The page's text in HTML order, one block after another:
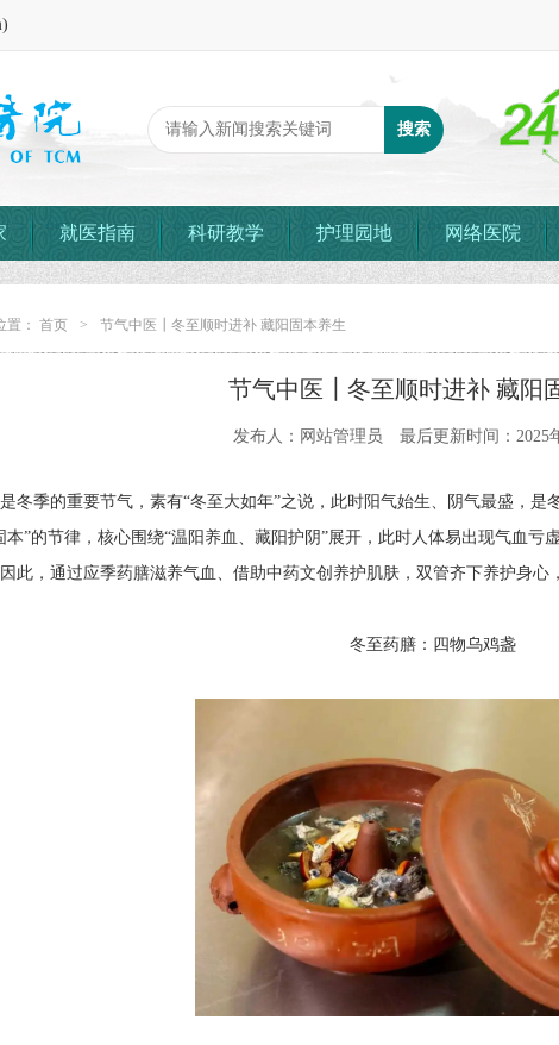
就医指南 科研教学 护理园地 网络医院
置： 首页 > 节气中医┃冬至顺时进补 藏阳固本养生
节气中医┃冬至顺时进补 藏阳
发布人：网站管理员 最后更新时间：2025
季的重要节气，素有“冬至大如年”之说，此时阳气始生、阴气最盛，是
本”的节律，核心围绕“温阳养血、藏阳护阴”展开，此时人体易出现气血
此，通过应季药膳滋养气血、借助中药文创养护肌肤，双管齐下养护身心
冬至药膳：四物乌鸡盏